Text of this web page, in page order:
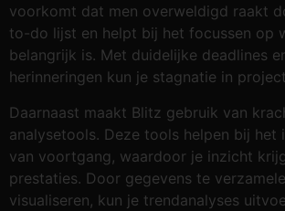
voorkomt dat men overweldigd raakt
to-do lijst en helpt bij het focussen op
belangrijk is. Met duidelijke deadlines
herinneringen kun je stagnatie in
Daarnaast maakt Blitz gebruik van
analysetools. Deze tools helpen bij het
van voortgang, waardoor je inzicht
prestaties. Door gegevens te
visualiseren, kun je trendanalyses